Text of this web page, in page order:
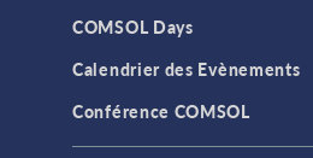
COMSOL Days
Calendrier des Evènements
Conférence COMSOL